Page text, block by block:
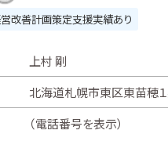
改善計画策定支援実績あり
上村 剛
北海道札幌市東区東苗穂１
（電話番号を表示）